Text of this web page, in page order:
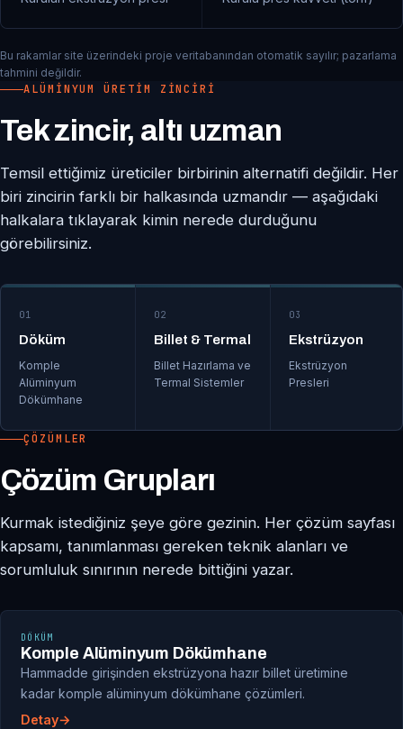
Bu rakamlar site üzerindeki proje veritabanından otomatik sayılır; pazarlama
tahmini değildir.
ALÜMINYUM ÜRETIM ZINCIRI
Tek zincir, altı uzman
Temsil ettiğimiz üreticiler birbirinin alternatifi değildir. Her
biri zincirin farklı bir halkasında uzmandır — aşağıdaki
halkalara tıklayarak kimin nerede durduğunu
görebilirsiniz.
01
Döküm
Komple
Alüminyum
Dökümhane
02
Billet & Termal
Billet Hazırlama ve
Termal Sistemler
03
Ekstrüzyon
Ekstrüzyon
Presleri
ÇÖZÜMLER
Çözüm Grupları
Kurmak istediğiniz şeye göre gezinin. Her çözüm sayfası
kapsamı, tanımlanması gereken teknik alanları ve
sorumluluk sınırının nerede bittiğini yazar.
DÖKÜM
Komple Alüminyum Dökümhane
Hammadde girişinden ekstrüzyona hazır billet üretimine
kadar komple alüminyum dökümhane çözümleri.
Detay